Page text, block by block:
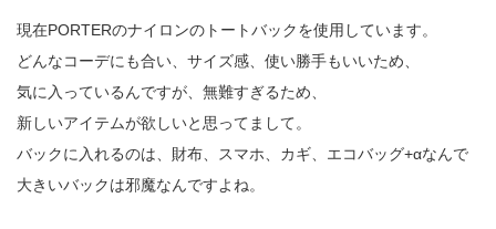
現在PORTERのナイロンのトートバックを使用しています。
どんなコーデにも合い、サイズ感、使い勝手もいいため、
気に入っているんですが、無難すぎるため、
新しいアイテムが欲しいと思ってまして。
バックに入れるのは、財布、スマホ、カギ、エコバッグ+αなんで
大きいバックは邪魔なんですよね。